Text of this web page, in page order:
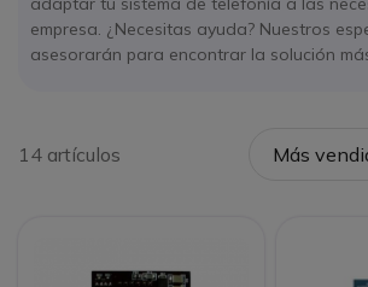
empresa. ¿Necesitas ayuda? Nuestros
asesorarán para encontrar la solución
14 artículos